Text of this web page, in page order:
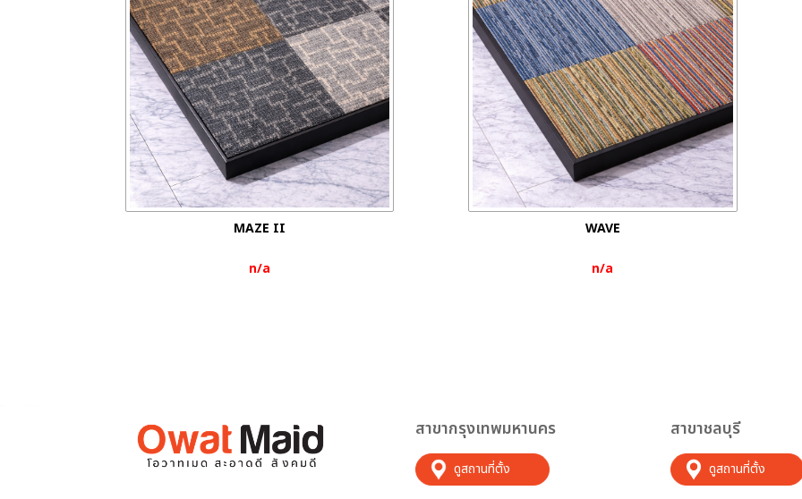
MAZE II
n/a
WAVE
n/a
สาขากรุงเทพมหานคร
ดูสถานที่ตั้ง
สาขาชลบุรี
ดูสถานที่ตั้ง